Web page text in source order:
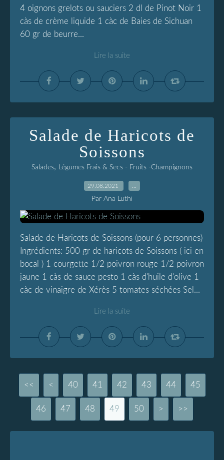
4 oignons grelots ou sauciers 2 dl de Pinot Noir 1
càs de crème liquide 1 càc de Baies de Sichuan
60 gr de beurre...
Lire la suite
Salade de Haricots de
Soissons
Salades, Légumes Frais & Secs - Fruits -Champignons
29.08.2021
Par Ana Luthi
Salade de Haricots de Soissons (pour 6 personnes)
Ingrédients: 500 gr de haricots de Soissons ( ici en
bocal ) 1 courgette 1/2 poivron rouge 1/2 poivron
jaune 1 càs de sauce pesto 1 càs d'huile d'olive 1
càc de vinaigre de Xérès 5 tomates séchées Sel...
Lire la suite
<< < 10
20
30
40 41 42 43 44 45
46 47 48 49 50 60
> >>